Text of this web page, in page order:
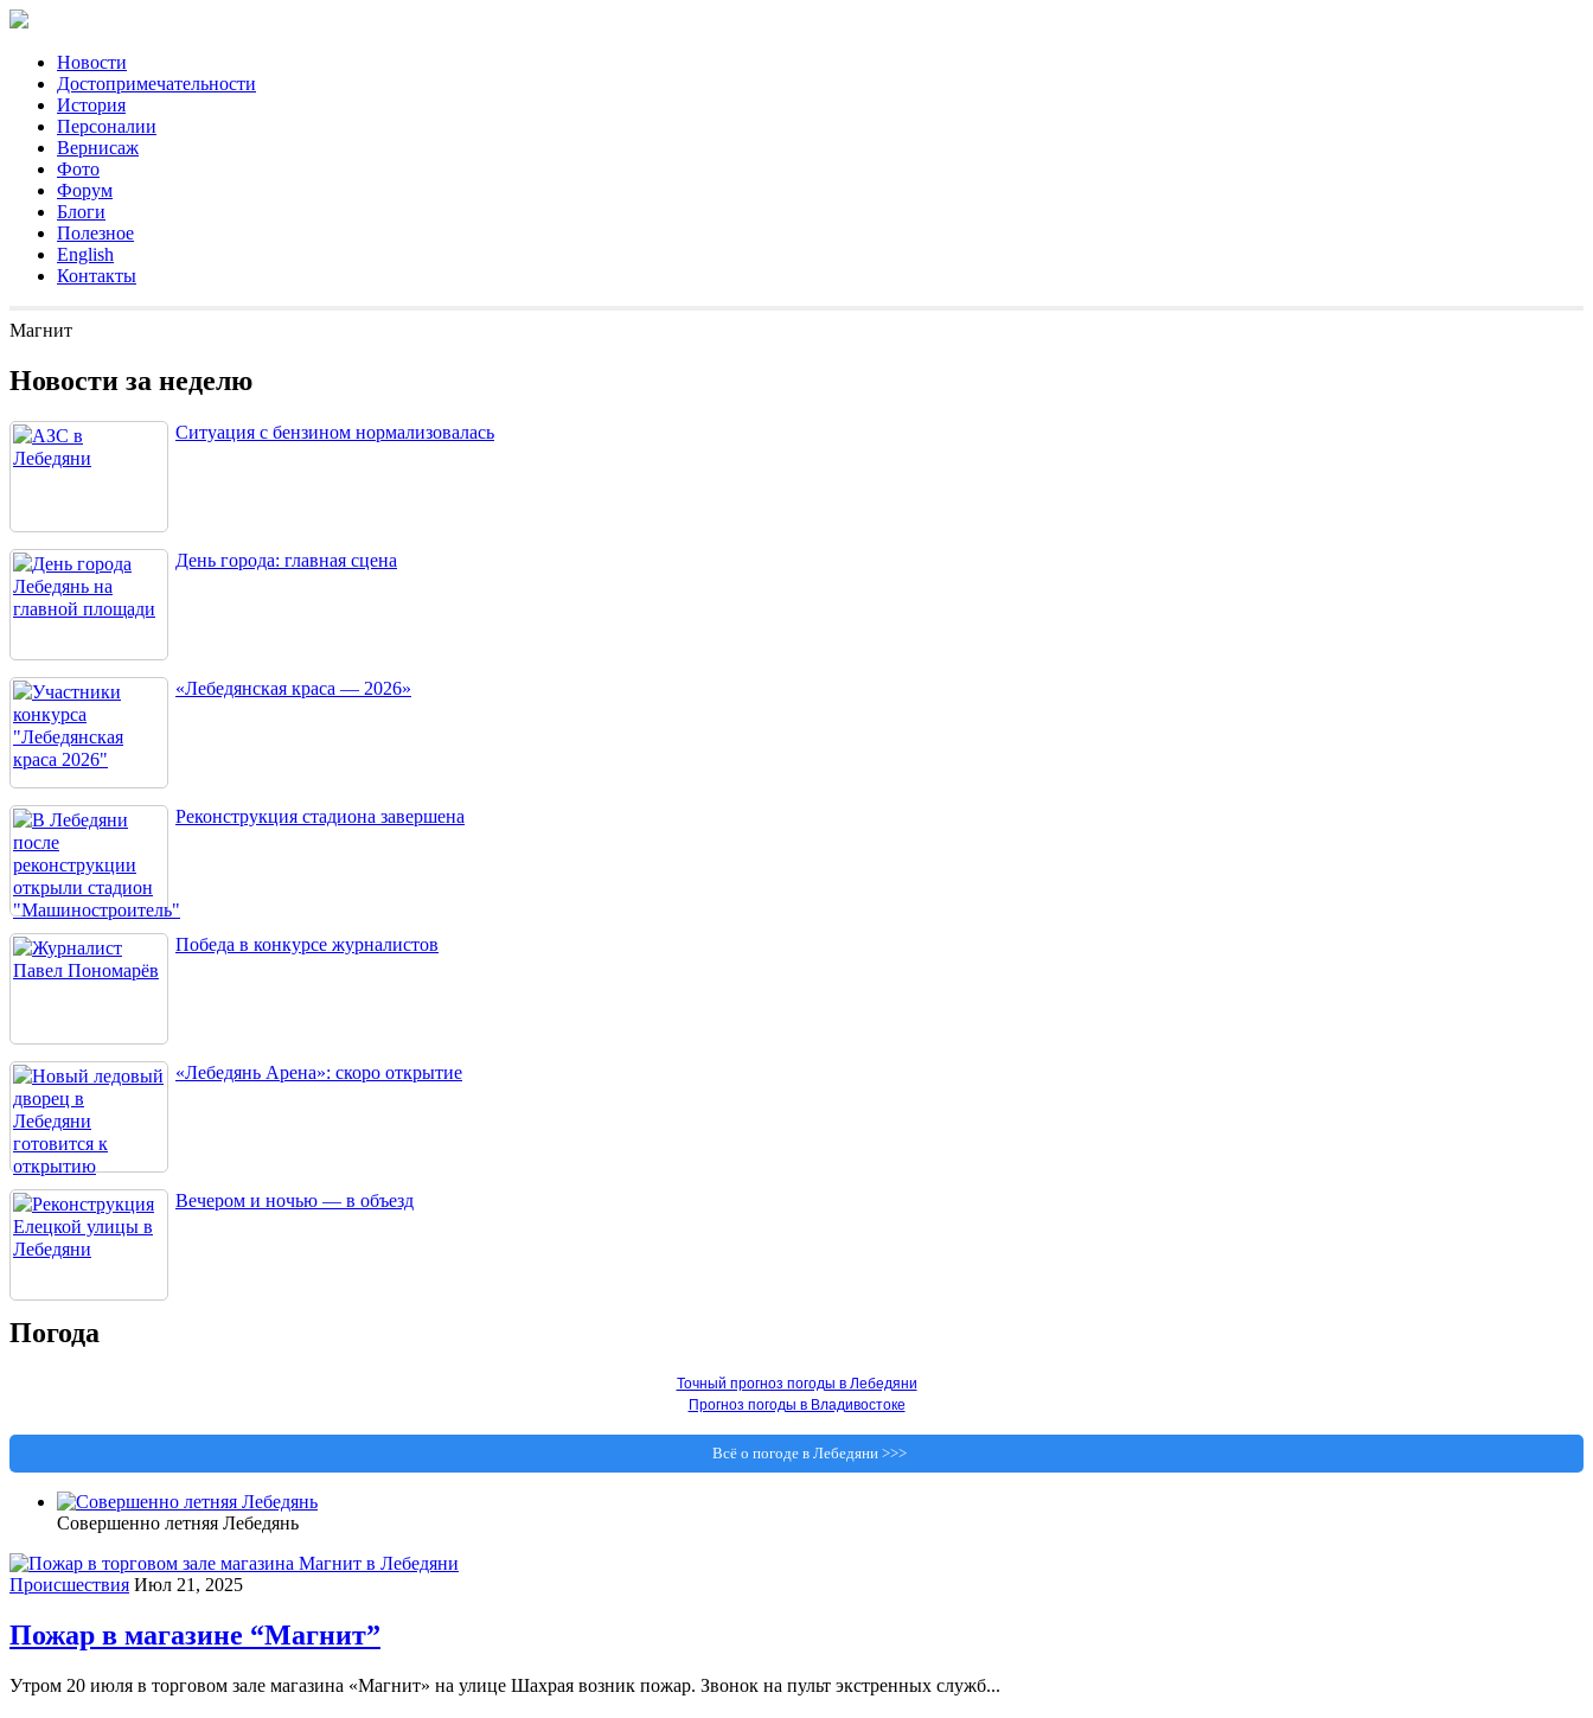
Новости
Достопримечательности
История
Персоналии
Вернисаж
Фото
Форум
Блоги
Полезное
English
Контакты
Магнит
Новости за неделю
Ситуация с бензином нормализовалась
День города: главная сцена
«Лебедянская краса — 2026»
Реконструкция стадиона завершена
Победа в конкурсе журналистов
«Лебедянь Арена»: скоро открытие
Вечером и ночью — в объезд
Погода
Точный прогноз погоды в Лебедяни
Прогноз погоды в Владивостоке
Всё о погоде в Лебедяни >>>
Совершенно летняя Лебедянь
Происшествия Июл 21, 2025
Пожар в магазине “Магнит”
Утром 20 июля в торговом зале магазина «Магнит» на улице Шахрая возник пожар. Звонок на пульт экстренных служб...